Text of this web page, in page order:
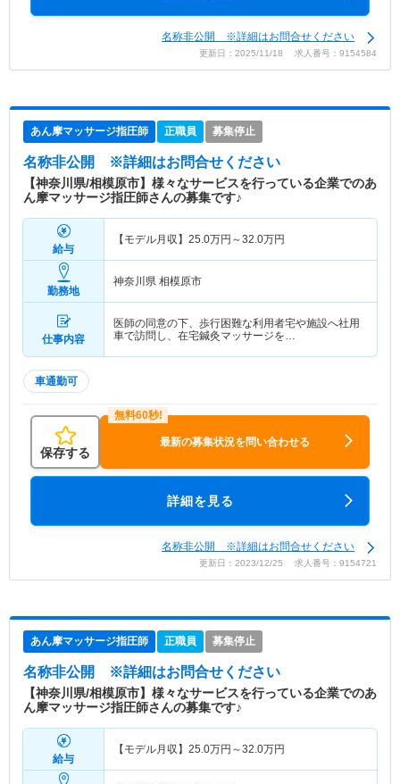
名称非公開 ※詳細はお問合せください
更新日：2025/11/18 求人番号：9154584
あん摩マッサージ指圧師 正職員 募集停止
名称非公開 ※詳細はお問合せください
【神奈川県/相模原市】様々なサービスを行っている企業でのあ
ん摩マッサージ指圧師さんの募集です♪
給与
【モデル月収】 25.0万円～32.0万円
勤務地
神奈川県 相模原市
仕事内容
医師の同意の下、歩行困難な利用者宅や施設へ社用
車で訪問し、在宅鍼灸マッサージを…
車通勤可
保存する
最新の募集状況を問い合わせる
詳細を見る
名称非公開 ※詳細はお問合せください
更新日：2023/12/25 求人番号：9154721
あん摩マッサージ指圧師 正職員 募集停止
名称非公開 ※詳細はお問合せください
【神奈川県/相模原市】様々なサービスを行っている企業でのあ
ん摩マッサージ指圧師さんの募集です♪
給与
【モデル月収】 25.0万円～32.0万円